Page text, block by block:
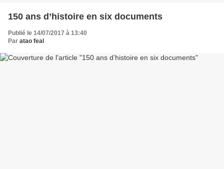
150 ans d’histoire en six documents
Publié le 14/07/2017 à 13:40
Par atao feal